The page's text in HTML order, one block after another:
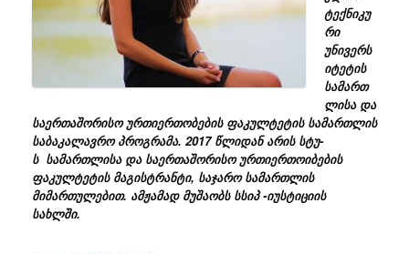
ტექნიკუ
რი
უნივერს
იტეტის
სამართ
ლისა და
საერთაშორისო ურთიერთობების ფაკულტეტის სამართლის
საბაკალავრო პროგრამა. 2017წლიდან არის სტუ-
ს სამართლისა და საერთაშორისო ურთიერთოიბების
ფაკულტეტის მაგისტრანტი, საჯარო სამართლის
მიმართულებით. ამჟამად მუშაობს სსიპ-იუსტიციის
სახლში.